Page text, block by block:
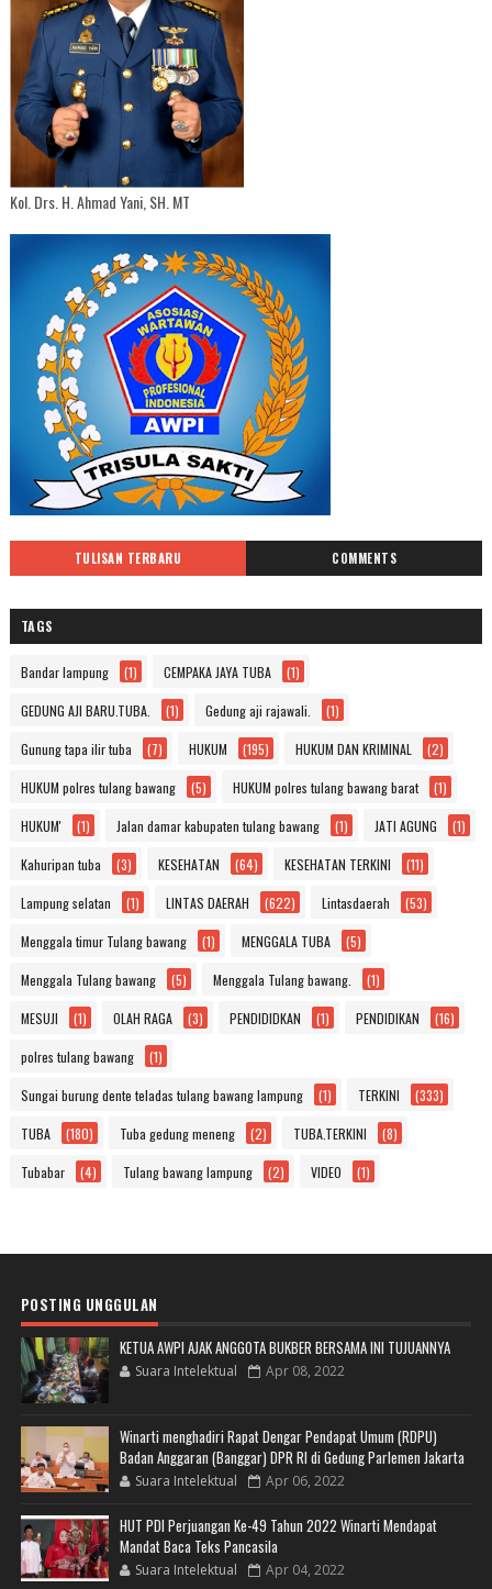
Kol. Drs. H. Ahmad Yani, SH. MT
TULISAN TERBARU COMMENTS
TAGS
Bandar lampung (1) CEMPAKA JAYA TUBA (1)
GEDUNG AJI BARU.TUBA. (1) Gedung aji rajawali. (1)
Gunung tapa ilir tuba (7) HUKUM (195) HUKUM DAN KRIMINAL (2)
HUKUM polres tulang bawang (5) HUKUM polres tulang bawang barat (1)
HUKUM' (1) Jalan damar kabupaten tulang bawang (1) JATI AGUNG (1)
Kahuripan tuba (3) KESEHATAN (64) KESEHATAN TERKINI (11)
Lampung selatan (1) LINTAS DAERAH (622) Lintasdaerah (53)
Menggala timur Tulang bawang (1) MENGGALA TUBA (5)
Menggala Tulang bawang (5) Menggala Tulang bawang. (1)
MESUJI (1) OLAH RAGA (3) PENDIDIDKAN (1) PENDIDIKAN (16)
polres tulang bawang (1)
Sungai burung dente teladas tulang bawang lampung (1) TERKINI (333)
TUBA (180) Tuba gedung meneng (2) TUBA.TERKINI (8)
Tubabar (4) Tulang bawang lampung (2) VIDEO (1)
POSTING UNGGULAN
KETUA AWPI AJAK ANGGOTA BUKBER BERSAMA INI TUJUANNYA
Suara Intelektual Apr 08, 2022
Winarti menghadiri Rapat Dengar Pendapat Umum (RDPU)
Badan Anggaran (Banggar) DPR RI di Gedung Parlemen Jakarta
Suara Intelektual Apr 06, 2022
HUT PDI Perjuangan Ke-49 Tahun 2022 Winarti Mendapat
Mandat Baca Teks Pancasila
Suara Intelektual Apr 04, 2022